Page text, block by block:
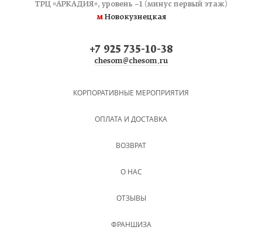
ТРЦ «АРКАДИЯ», уровень −1 (минус первый этаж)
мНовокузнецкая
+7 925 735-10-38
chesom@chesom.ru
КОРПОРАТИВНЫЕ МЕРОПРИЯТИЯ
ОПЛАТА И ДОСТАВКА
ВОЗВРАТ
О НАС
ОТЗЫВЫ
ФРАНШИЗА